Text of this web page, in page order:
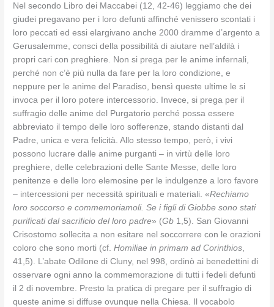
Nel secondo Libro dei Maccabei (12, 42-46) leggiamo che dei
giudei pregavano per i loro defunti affinché venissero scontati i
loro peccati ed essi elargivano anche 2000 dramme d’argento a
Gerusalemme, consci della possibilità di aiutare nell’aldilà i
propri cari con preghiere. Non si prega per le anime infernali,
perché non c’è più nulla da fare per la loro condizione, e
neppure per le anime del Paradiso, bensì queste ultime le si
invoca per il loro potere intercessorio. Invece, si prega per il
suffragio delle anime del Purgatorio perché possa essere
abbreviato il tempo delle loro sofferenze, stando distanti dal
Padre, unica e vera felicità. Allo stesso tempo, però, i vivi
possono lucrare dalle anime purganti – in virtù delle loro
preghiere, delle celebrazioni delle Sante Messe, delle loro
penitenze e delle loro elemosine per le indulgenze a loro favore
– intercessioni per necessità spirituali e materiali. «Rechiamo
loro soccorso e commemoriamoli. Se i figli di Giobbe sono stati
purificati dal sacrificio del loro padre» (Gb 1,5). San Giovanni
Crisostomo sollecita a non esitare nel soccorrere con le orazioni
coloro che sono morti (cf.Homiliae in primam ad Corinthios
41,5). L’abate Odilone di Cluny, nel 998, ordinò ai benedettini di
osservare ogni anno la commemorazione di tutti i fedeli defunti
il 2 di novembre. Presto la pratica di pregare per il suffragio di
queste anime si diffuse ovunque nella Chiesa. Il vocabolo